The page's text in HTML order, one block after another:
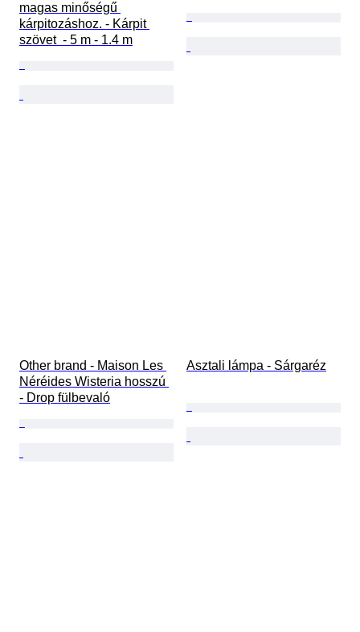
magas minőségű
kárpitozáshoz. - Kárpit
szövet  - 5 m - 1.4 m
Other brand - Maison Les
Néréides Wisteria hosszú
- Drop fülbevaló
Asztali lámpa - Sárgaréz